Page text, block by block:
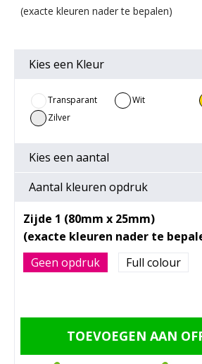
Kies een Kleur
Transparant Wit
Zilver
Kies een aantal
Aantal kleuren opdruk
Zijde 1 (80mm x 25mm)
Geen opdruk Full colour
TOEVOEGEN AAN